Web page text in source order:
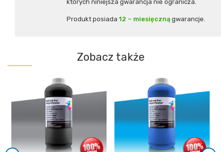
których niniejsza gwarancja nie ogranicza.
Produkt posiada 12 – miesięczną gwarancje.
Zobacz także